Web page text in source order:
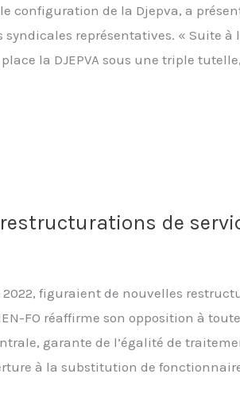
configuration de la Djepva, a
syndicales représentatives. « Suite
la DJEPVA sous une triple
de
2022, figuraient de nouvelles
FO réaffirme son opposition à
garante de l’égalité de
à la substitution de